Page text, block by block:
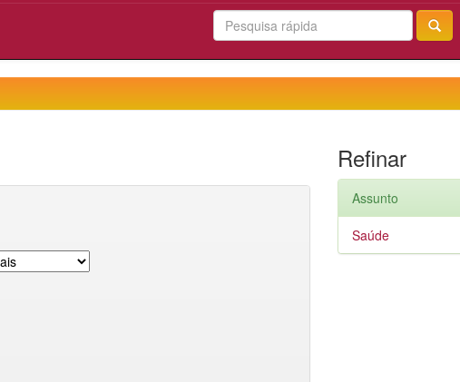
Refinar
Assunto
Saúde